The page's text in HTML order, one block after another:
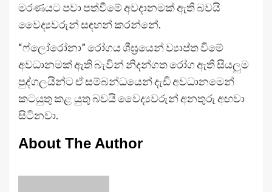
මරණයට පවා පත්වීමේ අවදානමක් ඇති බවයි
වෛද්‍යවරුන් සඳහන් කරන්නේ.
“ෆ්ලෝරෝනා” රෝගය ශීඝ්‍රයෙන් ව්‍යාප්ත වීමේ
අවධානමක් ඇති බැවින් නිදන්ගත රෝග ඇති සියලුම
පුද්ගලයින්ට ඒ සම්බන්ධයෙන් දැඩි අවධානමෙන්
කටයුතු කළ යුතු බවයි වෛද්‍යවරුන් අනතුරු අඟවා
සිටිනවා.
About The Author